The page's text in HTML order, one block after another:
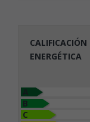
CALIFICACIÓN
ENERGÉTICA
B
C